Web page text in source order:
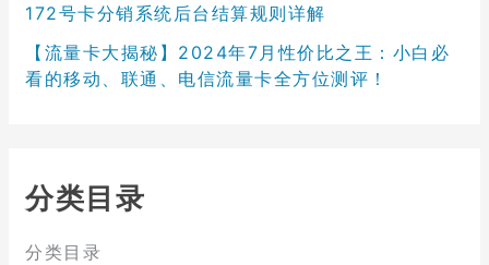
172号卡分销系统后台结算规则详解
【流量卡大揭秘】2024年7月性价比之王：小白必
看的移动、联通、电信流量卡全方位测评！
分类目录
分类目录